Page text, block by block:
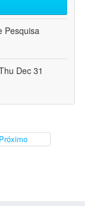
Pesquisa
Dec 31
Próximo